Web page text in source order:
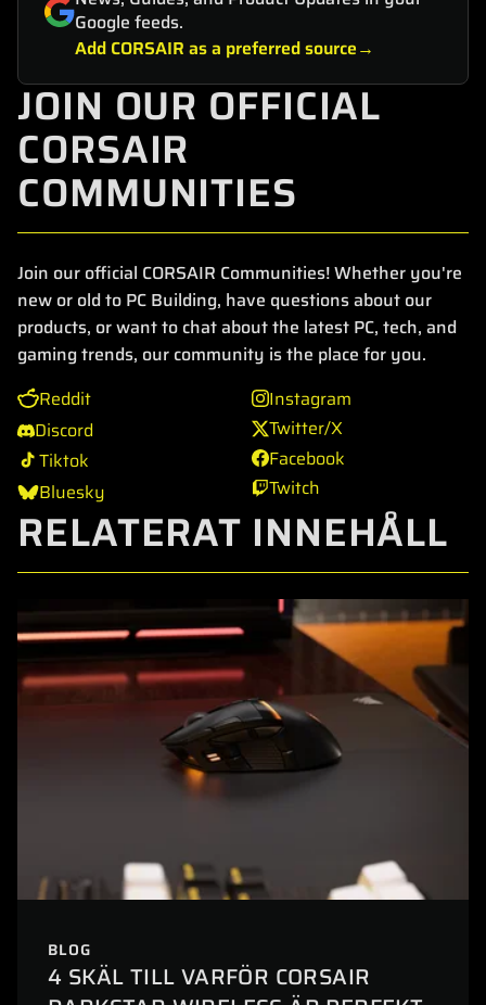
Google feeds.
Add CORSAIR as a preferred source
JOIN OUR OFFICIAL
CORSAIR
COMMUNITIES
Join our official CORSAIR Communities! Whether you're
new or old to PC Building, have questions about our
products, or want to chat about the latest PC, tech, and
gaming trends, our community is the place for you.
Reddit
Discord
Tiktok
Bluesky
Instagram
Twitter/X
Facebook
Twitch
RELATERAT INNEHÅLL
BLOG
4 SKÄL TILL VARFÖR CORSAIR